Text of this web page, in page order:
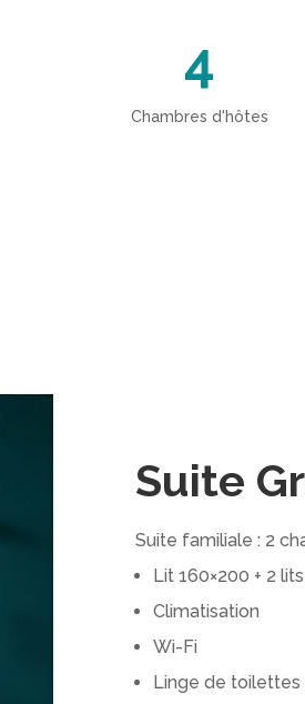
4
Chambres d'hôtes
Suite
Suite familiale : 2
Lit 160×200 + 2
Climatisation
Wi-Fi
Linge de toilettes